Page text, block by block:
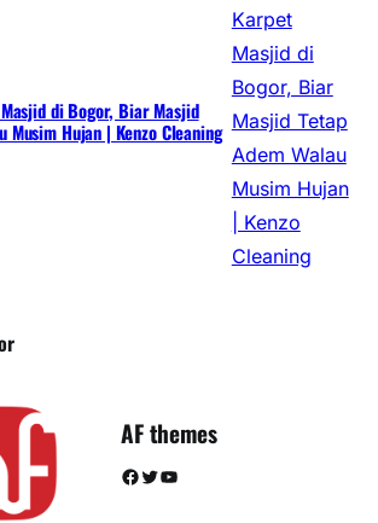
di Bogor, Biar Masjid
Musim Hujan | Kenzo Cleaning
AF themes
Facebook Twitter YouTube